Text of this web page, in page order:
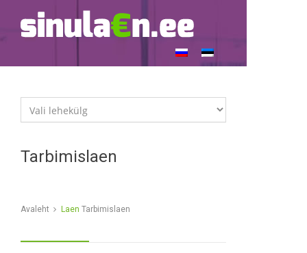
Tarbimislaen
Avaleht Laen Tarbimislaen